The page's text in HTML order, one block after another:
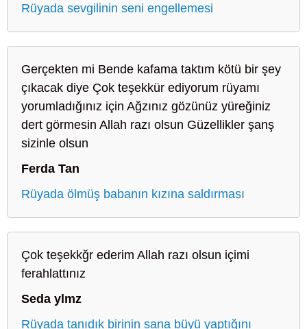
Rüyada sevgilinin seni engellemesi
Gerçekten mi Bende kafama taktım kötü bir şey
çıkacak diye Çok teşekkür ediyorum rüyamı
yorumladığınız için Ağzınız gözünüz yüreğiniz
dert görmesin Allah razı olsun Güzellikler şanş
sizinle olsun
Ferda Tan
Rüyada ölmüş babanın kızına saldırması
Çok teşekkğr ederim Allah razı olsun içimi
ferahlattınız
Seda ylmz
Rüyada tanıdık birinin sana büyü yaptığını